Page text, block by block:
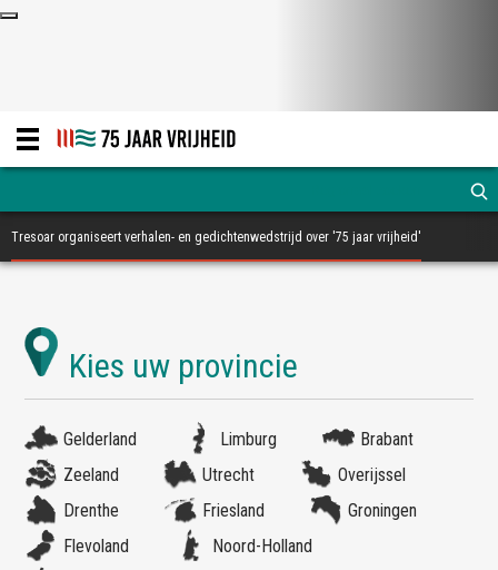
Tresoar organiseert verhalen- en gedichtenwedstrijd over '75 jaar vrijheid'
Gelderland Limburg
Brabant
Zeeland
Utrecht
Overijssel
Drenthe
Friesland
Groningen
Flevoland
Noord-Holland